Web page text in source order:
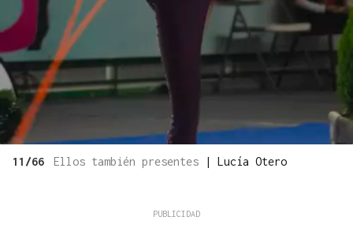
11/66 Ellos también presentes | Lucía Otero